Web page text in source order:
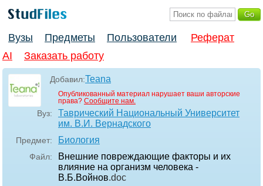
Вузы Предметы Пользователи
Реферат
AI
Заказать работу
Добавил:Teana
Опубликованный материал нарушает ваши авторские
права? Сообщите нам.
Вуз:
Таврический Национальный Университет
им. В.И. Вернадского
Предмет: Биология
Файл:
Внешние повреждающие факторы и их
влияние на организм человека -
В.Б.Войнов.doc